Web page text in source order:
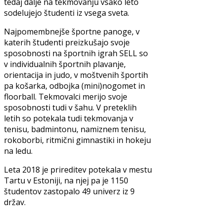
tedaj dalje na tekmovanju vsako leto
sodelujejo študenti iz vsega sveta.
Najpomembnejše športne panoge, v
katerih študenti preizkušajo svoje
sposobnosti na športnih igrah SELL so
v individualnih športnih plavanje,
orientacija in judo, v moštvenih športih
pa košarka, odbojka (mini)nogomet in
floorball. Tekmovalci merijo svoje
sposobnosti tudi v šahu. V preteklih
letih so potekala tudi tekmovanja v
tenisu, badmintonu, namiznem tenisu,
rokoborbi, ritmični gimnastiki in hokeju
na ledu.
Leta 2018 je prireditev potekala v mestu
Tartu v Estoniji, na njej pa je 1150
študentov zastopalo 49 univerz iz 9
držav.